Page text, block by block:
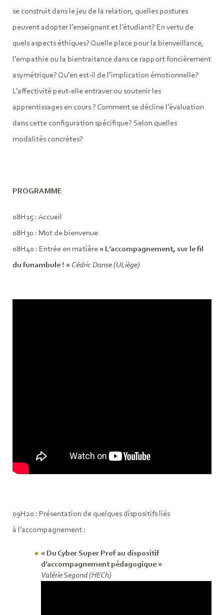
se construit dans le jeu de la relation, quelles postures
peuvent adopter l’enseignant et l’étudiant? En vertu de
quels aspects éthiques? Quelle place pour la bienveillance,
l’empathie ou la bientraitance dans ce rapport foncièrement
asymétrique? Qu’en est-il de l’implication émotionnelle?
L’affectivité peut-elle entraver ou soutenir les
apprentissages en cours ? Comment se décline l’évaluation
dans cette configuration spécifique? Selon quelles
modalités concrètes?
PROGRAMME
08H15 : Accueil
08H30 : Mot de bienvenue
08H40 : Entrée en matière « L’accompagnement, sur le fil
du funambule ! » Cédric Danse (ULiège)
09H20 : Présentation de quelques dispositifs liés
à l’accompagnement :
« Du Cyber Super Prof au dispositif
d’accompagnement pédagogique »
Valérie Segond (HECh)